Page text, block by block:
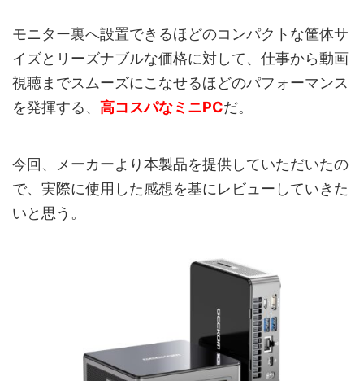
モニター裏へ設置できるほどのコンパクトな筐体サ
イズとリーズナブルな価格に対して、仕事から動画
視聴までスムーズにこなせるほどのパフォーマンス
を発揮する、 高コスパなミニPCだ。
今回、メーカーより本製品を提供していただいたの
で、実際に使用した感想を基にレビューしていきた
いと思う。